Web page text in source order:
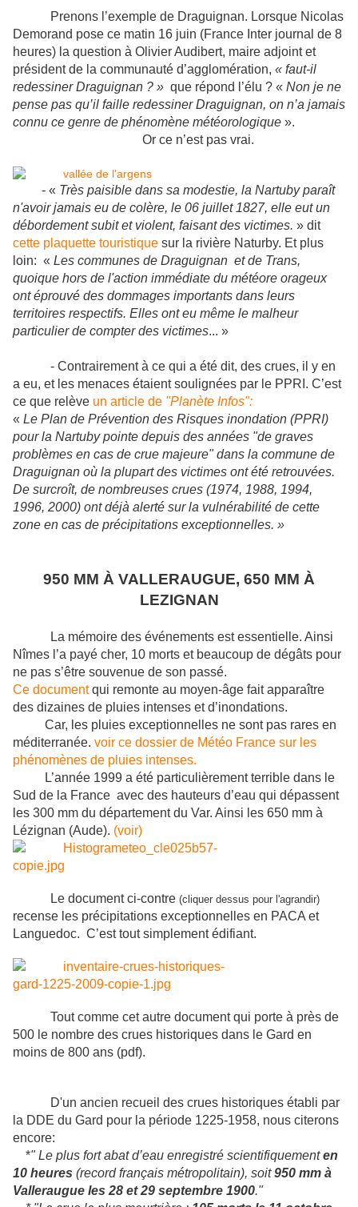
Prenons l’exemple de Draguignan. Lorsque Nicolas
Demorand pose ce matin 16 juin (France Inter journal de 8
heures) la question à Olivier Audibert, maire adjoint et
président de la communauté d’agglomération, « faut-il
redessiner Draguignan ? » que répond l’élu ? « Non je ne
pense pas qu’il faille redessiner Draguignan, on n’a jamais
connu ce genre de phénomène météorologique ».
Or ce n’est pas vrai.
- « Très paisible dans sa modestie, la Nartuby paraît
n'avoir jamais eu de colère, le 06 juillet 1827, elle eut un
débordement subit et violent, faisant des victimes. » dit
cette plaquette touristique sur la rivière Naturby. Et plus
loin: « Les communes de Draguignan et de Trans,
quoique hors de l'action immédiate du météore orageux
ont éprouvé des dommages importants dans leurs
territoires respectifs. Elles ont eu même le malheur
particulier de compter des victimes... »
- Contrairement à ce qui a été dit, des crues, il y en
a eu, et les menaces étaient soulignées par le PPRI. C’est
ce que relève un article de "Planète Infos":
« Le Plan de Prévention des Risques inondation (PPRI)
pour la Nartuby pointe depuis des années "de graves
problèmes en cas de crue majeure" dans la commune de
Draguignan où la plupart des victimes ont été retrouvées.
De surcroît, de nombreuses crues (1974, 1988, 1994,
1996, 2000) ont déjà alerté sur la vulnérabilité de cette
zone en cas de précipitations exceptionnelles. »
950 MM À VALLERAUGUE, 650 MM À
LEZIGNAN
La mémoire des événements est essentielle. Ainsi
Nîmes l’a payé cher, 10 morts et beaucoup de dégâts pour
ne pas s’être souvenue de son passé.
Ce documentqui remonte au moyen-âge fait apparaître
des dizaines de pluies intenses et d’inondations.
Car, les pluies exceptionnelles ne sont pas rares en
méditerranée. voir ce dossier de Météo France sur les
phénomènes de pluies intenses.
L’année 1999 a été particulièrement terrible dans le
Sud de la France avec des hauteurs d’eau qui dépassent
les 300 mm du département du Var. Ainsi les 650 mm à
Lézignan (Aude). (voir)
Le document ci-contre(cliquer dessus pour l'agrandir)
recense les précipitations exceptionnelles en PACA et
Languedoc. C’est tout simplement édifiant.
Tout comme cet autre document qui porte à près de
500 le nombre des crues historiques dans le Gard en
moins de 800 ans (pdf).
D'un ancien recueil des crues historiques établi par
la DDE du Gard pour la période 1225-1958, nous citerons
encore:
*" Le plus fort abat d’eau enregistré scientifiquementen
10 heures (record français métropolitain), soit950 mm à
Valleraugue les 28 et 29 septembre 1900."